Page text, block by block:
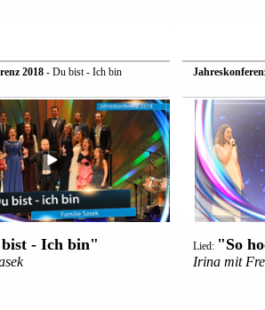
2018- Du bist - Ich bin
- Ich bin" Lied: "So
Irina mit